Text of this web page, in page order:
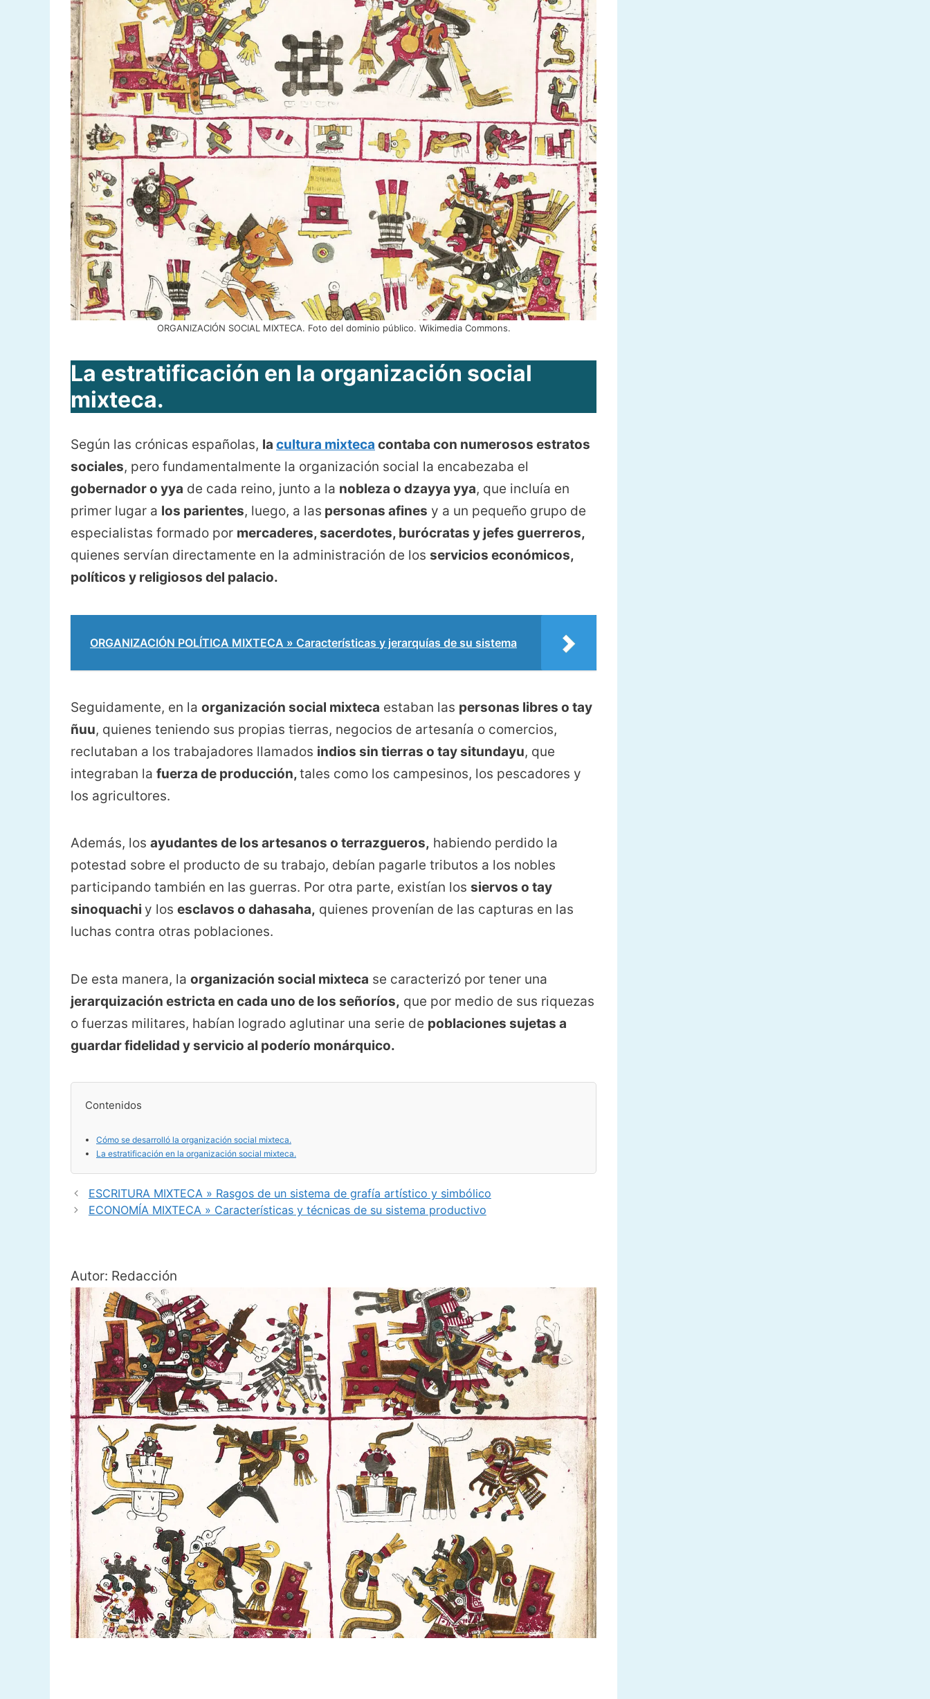
ORGANIZACIÓN SOCIAL MIXTECA. Foto del dominio público. Wikimedia Commons.
La estratificación en la organización social
mixteca.
Según las crónicas españolas, la cultura mixteca contaba con numerosos estratos
sociales, pero fundamentalmente la organización social la encabezaba el
gobernador o yya de cada reino, junto a la nobleza o dzayya yya, que incluía en
primer lugar a los parientes, luego, a las personas afines y a un pequeño grupo de
especialistas formado por mercaderes, sacerdotes, burócratas y jefes guerreros,
quienes servían directamente en la administración de los servicios económicos,
políticos y religiosos del palacio.
ORGANIZACIÓN POLÍTICA MIXTECA » Características y jerarquías de su sistema
Seguidamente, en la organización social mixteca estaban las personas libres o tay
ñuu, quienes teniendo sus propias tierras, negocios de artesanía o comercios,
reclutaban a los trabajadores llamados indios sin tierras o tay situndayu, que
integraban la fuerza de producción,tales como los campesinos, los pescadores y
los agricultores.
Además, los ayudantes de los artesanos o terrazgueros, habiendo perdido la
potestad sobre el producto de su trabajo, debían pagarle tributos a los nobles
participando también en las guerras. Por otra parte, existían los siervos o tay
sinoquachi y los esclavos o dahasaha, quienes provenían de las capturas en las
luchas contra otras poblaciones.
De esta manera, la organización social mixteca se caracterizó por tener una
jerarquización estricta en cada uno de los señoríos, que por medio de sus riquezas
o fuerzas militares, habían logrado aglutinar una serie de poblaciones sujetas a
guardar fidelidad y servicio al poderío monárquico.
Contenidos
Cómo se desarrolló la organización social mixteca.
La estratificación en la organización social mixteca.
ESCRITURA MIXTECA » Rasgos de un sistema de grafía artístico y simbólico
ECONOMÍA MIXTECA » Características y técnicas de su sistema productivo
Autor: Redacción